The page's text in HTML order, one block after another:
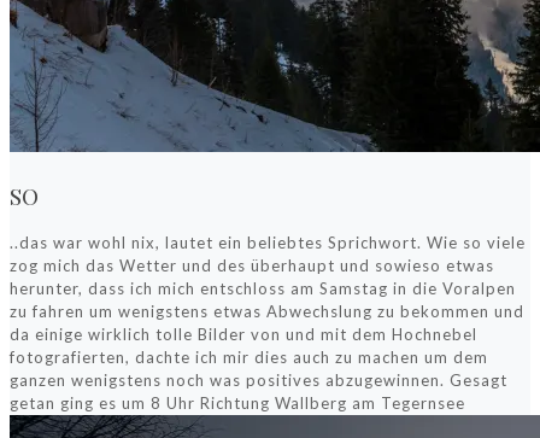
SO
..das war wohl nix, lautet ein beliebtes Sprichwort. Wie so viele
zog mich das Wetter und des überhaupt und sowieso etwas
herunter, dass ich mich entschloss am Samstag in die Voralpen
zu fahren um wenigstens etwas Abwechslung zu bekommen und
da einige wirklich tolle Bilder von und mit dem Hochnebel
fotografierten, dachte ich mir dies auch zu machen um dem
ganzen wenigstens noch was positives abzugewinnen. Gesagt
getan ging es um 8 Uhr Richtung Wallberg am Tegernsee